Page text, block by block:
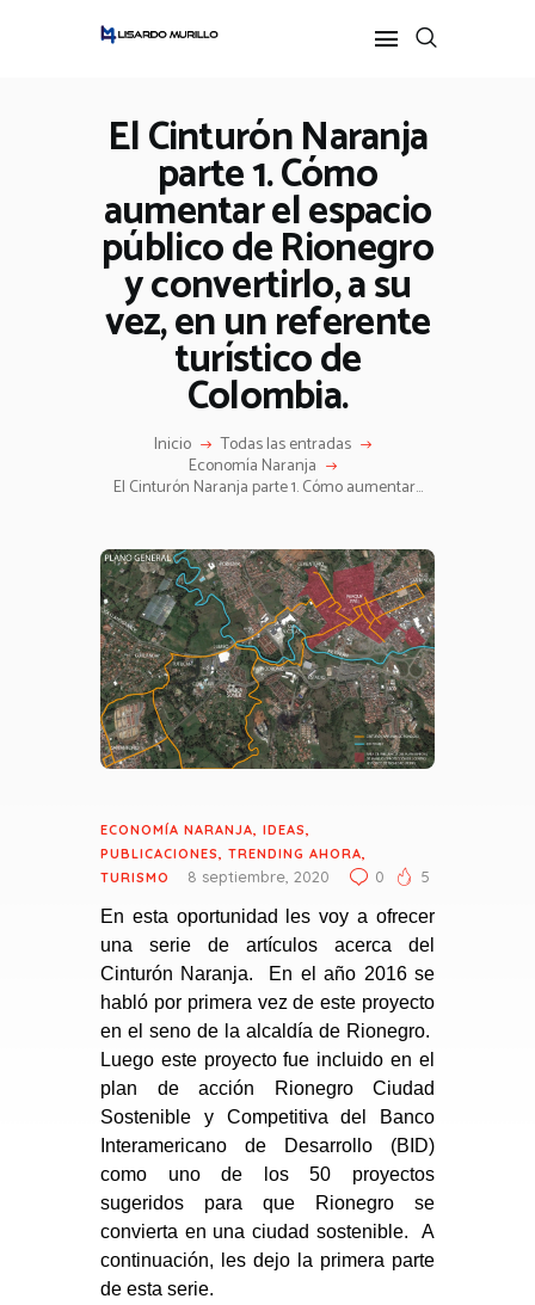
El Cinturón Naranja
parte 1. Cómo
aumentar el espacio
público de Rionegro
y convertirlo, a su
vez, en un referente
turístico de
Colombia.
Inicio Todas las entradas
Economía Naranja
El Cinturón Naranja parte 1. Cómo aumentar...
INICIO
PERFIL
ALL POSTS
IDEAS
PODCAST
ECONOMÍA NARANJA IDEAS
PUBLICACIONES
TRENDING AHORA
TURISMO
8 septiembre, 2020 0 5
En esta oportunidad les voy a ofrecer
una serie de artículos acerca del
Cinturón Naranja. En el año 2016 se
habló por primera vez de este proyecto
en el seno de la alcaldía de Rionegro.
Luego este proyecto fue incluido en el
plan de acción Rionegro Ciudad
Sostenible y Competitiva del Banco
Interamericano de Desarrollo (BID)
como uno de los 50 proyectos
sugeridos para que Rionegro se
convierta en una ciudad sostenible.
A
continuación, les dejo la primera parte
de esta serie.